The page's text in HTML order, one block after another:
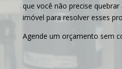
que você não precise
imóvel para resolver esses
Agende um orçamento sem